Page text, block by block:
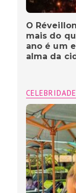
O
mais do
ano é um
alma da